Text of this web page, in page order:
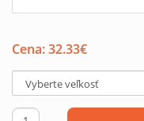
Cena:32.33€